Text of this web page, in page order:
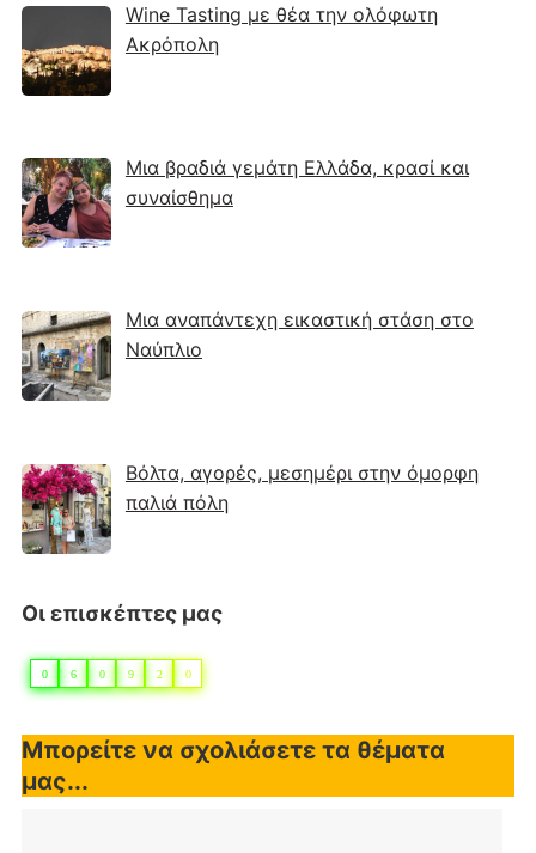
Wine Tasting με θέα την ολόφωτη
Ακρόπολη
Μια βραδιά γεμάτη Ελλάδα, κρασί και
συναίσθημα
Μια αναπάντεχη εικαστική στάση στο
Ναύπλιο
Βόλτα, αγορές, μεσημέρι στην όμορφη
παλιά πόλη
Οι επισκέπτες μας
0 6 0 9 2 0
Μπορείτε να σχολιάσετε τα θέματα
μας...